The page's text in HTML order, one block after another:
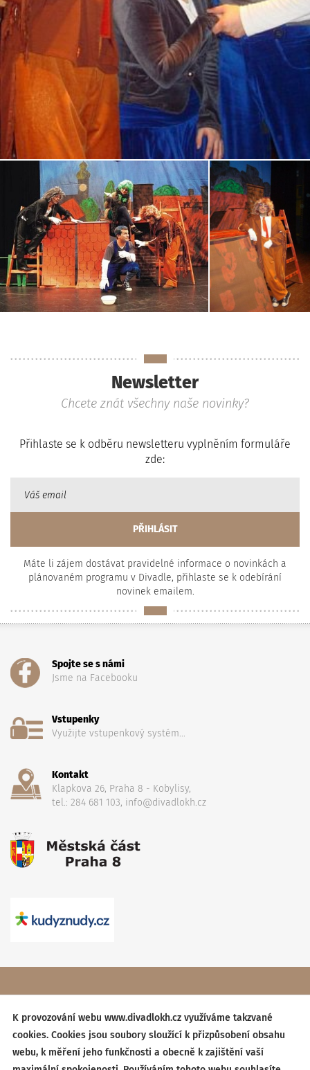
Newsletter
Chcete znát všechny naše novinky?
Přihlaste se k odběru newsletteru vyplněním formuláře
zde:
Máte li zájem dostávat pravidelné informace o novinkách a
plánovaném programu v Divadle, přihlaste se k odebírání
novinek emailem.
Spojte se s námi
Jsme na Facebooku
Vstupenky
Využijte vstupenkový systém...
Kontakt
Klapkova 26, Praha 8 - Kobylisy,
tel.: 284 681 103, info@divadlokh.cz
vyhrazena,Obchodní podmínky
Created by:BESTSITE| Design: StudioSCHNEIDER
K provozování webu www.divadlokh.cz využíváme takzvané
cookies. Cookies jsou soubory sloužící k přizpůsobení obsahu
webu, k měření jeho funkčnosti a obecně k zajištění vaší